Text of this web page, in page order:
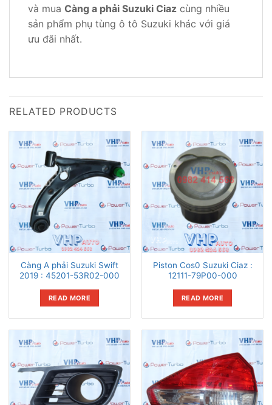
và mua Càng a phải Suzuki Ciaz cùng nhiều
sản phẩm phụ tùng ô tô Suzuki khác với giá
ưu đãi nhất.
RELATED PRODUCTS
Càng A phải Suzuki Swift
2019 : 45201-53R02-000
READ MORE
Piston Cos0 Suzuki Ciaz :
12111-79P00-000
READ MORE